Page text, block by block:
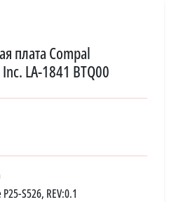
плата Compal
LA-1841 BTQ00
S526, REV:0.1